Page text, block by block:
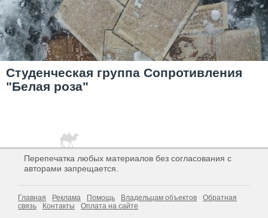
Студенческая группа Сопротивления
"Белая роза"
Перепечатка любых материалов без согласования с
авторами запрещается.
Главная Реклама Помощь Владельцам объектов
Обратная
связь
Контакты Оплата на сайте